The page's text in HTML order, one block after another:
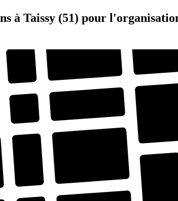
à Taissy (51) pour